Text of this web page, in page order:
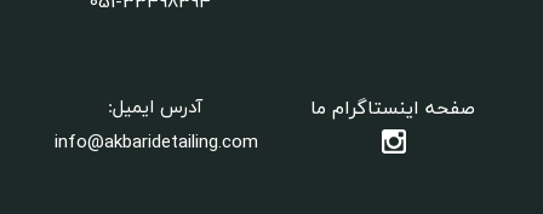
آدرس ایمیل:
info@akbaridetailing.com
صفحه اینستاگرام ما